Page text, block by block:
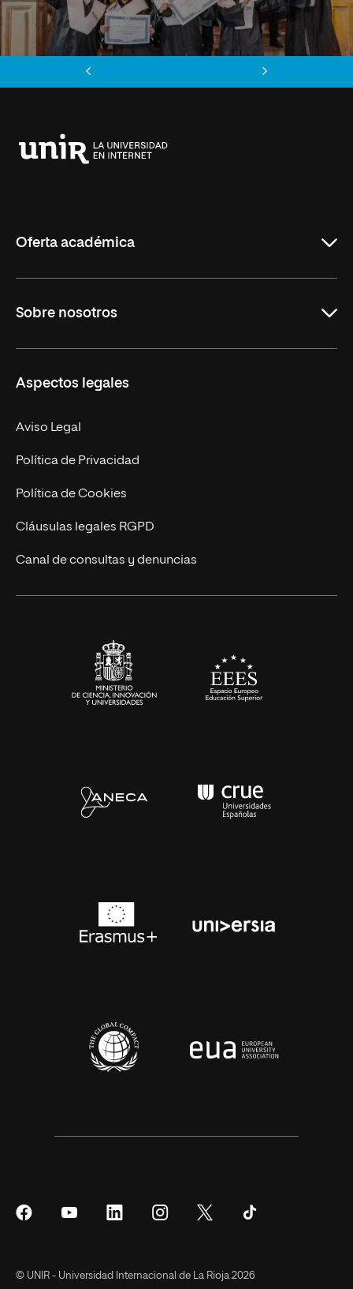
Oferta académica
Másteres Oficiales
Másteres Propios
Doctorados
Experto Universitario
Postgrados
Cursos Universitarios
Sobre nosotros
Facultades
Nuestro Equipo
Trabaja en UNIR
Actualidad
UNIR Revista
Eventos
Aspectos legales
Aviso Legal
Política de Privacidad
Política de Cookies
Cláusulas legales RGPD
Canal de consultas y denuncias
SíguenosSíguenos
SíguenosSíguenos Síguenos
© UNIR - Universidad Internacional de La Rioja 2026